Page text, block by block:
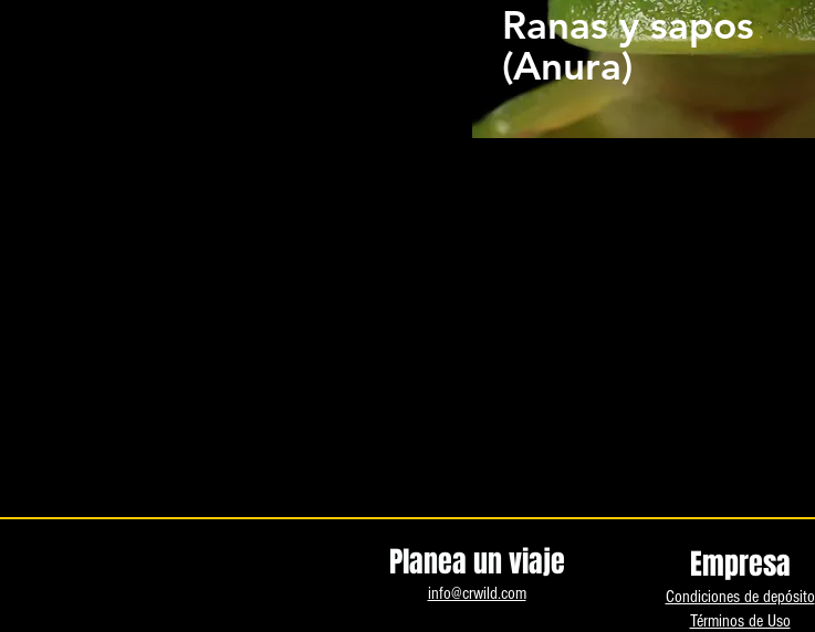
Ranas y sapos
(Anura)
Planea un viaje
info@crwild.com
Empresa
Condiciones de depósito
Términos de Uso